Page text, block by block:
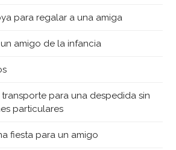
para regalar a una amiga
amigo de la infancia
para una despedida sin
particulares
fiesta para un amigo